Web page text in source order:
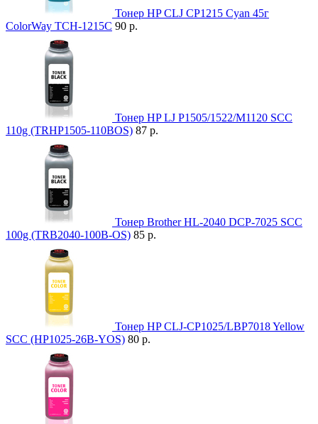
Тонер HP CLJ CP1215 Cyan 45г
ColorWay TCH-1215C 90 р.
Тонер HP LJ P1505/1522/M1120 SCC
110g (TRHP1505-110BOS) 87 р.
Тонер Brother HL-2040 DCP-7025 SCC
100g (TRB2040-100B-OS) 85 р.
Тонер HP CLJ-CP1025/LBP7018 Yellow
SCC (HP1025-26B-YOS) 80 р.